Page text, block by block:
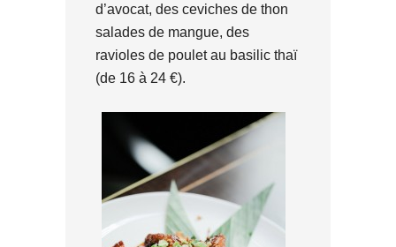
d’avocat, des ceviches de thon
salades de mangue, des
ravioles de poulet au basilic thaï
(de 16 à 24 €).